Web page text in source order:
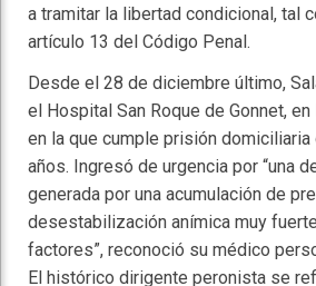
a tramitar la libertad condicional, tal
artículo 13 del Código Penal.
Desde el 28 de diciembre último,
el Hospital San Roque de Gonnet,
en la que cumple prisión
años. Ingresó de urgencia por “una
generada por una acumulación de
desestabilización anímica muy
factores”, reconoció su médico
El histórico dirigente peronista se